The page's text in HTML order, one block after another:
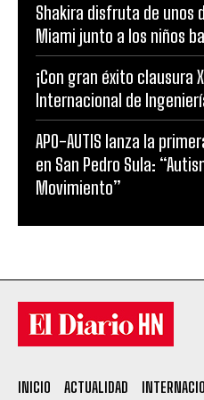
Shakira disfruta de unos
Miami junto a los niños
¡Con gran éxito clausura
Internacional de
APO-AUTIS lanza la
en San Pedro Sula:
Movimiento”
INICIO ACTUALIDAD